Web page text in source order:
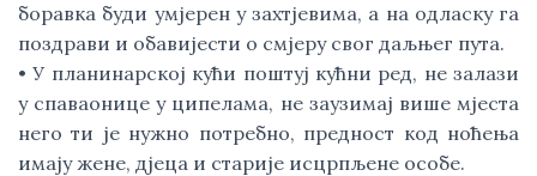
боравка буди умјерен у захтјевима, а на одласку га
поздрави и обавијести о смјеру свог даљњег пута.
• У планинарској кући поштуј кућни ред, не залази
у спаваонице у ципелама, не заузимај више мјеста
него ти је нужно потребно, предност код ноћења
имају жене, дјеца и старије исцрпљене особе.